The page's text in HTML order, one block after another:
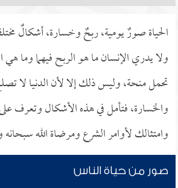
الحياة صورٌ يومية، ربحٌ وخسارة، أشكالٌ
ولا يدري الإنسان ما هو الربح فيهما وما
تحمل منحة، وليس ذلك إلا لأن الدنيا لا
والخسارة، فتأمل في هذه الأشكال وتعرف
وامتثالك لأوامر الشرع ومرضاة الله سبحانه
صور من حياة الناس